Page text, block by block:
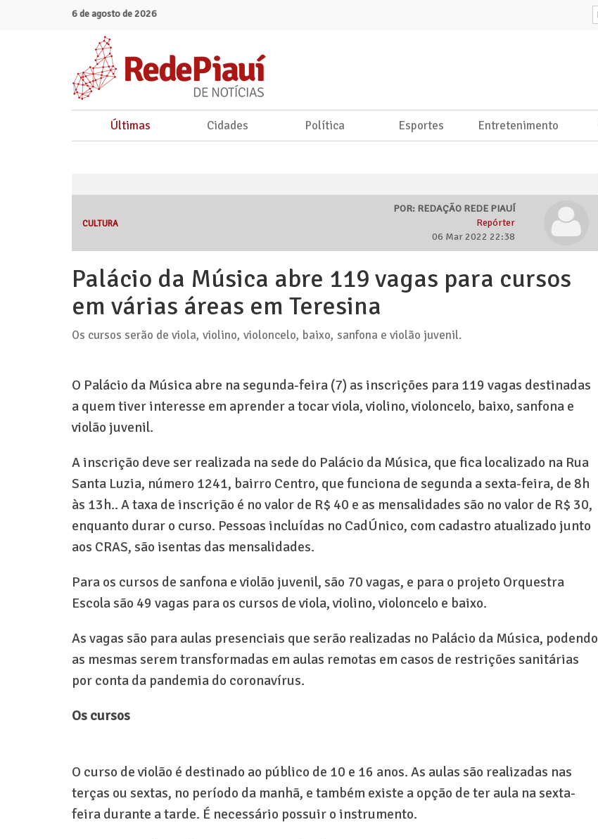
6 de agosto de 2026
Últimas Cidades Política Esportes Entretenimento
CULTURA
POR: REDAÇÃO REDE PIAUÍ
Repórter
06 Mar 2022 22:38
Palácio da Música abre 119 vagas para cursos
em várias áreas em Teresina
Os cursos serão de viola, violino, violoncelo, baixo, sanfona e violão juvenil.
O Palácio da Música abre na segunda-feira (7) as inscrições para 119 vagas destinadas
a quem tiver interesse em aprender a tocar viola, violino, violoncelo, baixo, sanfona e
violão juvenil.
A inscrição deve ser realizada na sede do Palácio da Música, que fica localizado na Rua
Santa Luzia, número 1241, bairro Centro, que funciona de segunda a sexta-feira, de 8h
às 13h.. A taxa de inscrição é no valor de R$ 40 e as mensalidades são no valor de R$ 30,
enquanto durar o curso. Pessoas incluídas no CadÚnico, com cadastro atualizado junto
aos CRAS, são isentas das mensalidades.
Para os cursos de sanfona e violão juvenil, são 70 vagas, e para o projeto Orquestra
Escola são 49 vagas para os cursos de viola, violino, violoncelo e baixo.
As vagas são para aulas presenciais que serão realizadas no Palácio da Música, podendo
as mesmas serem transformadas em aulas remotas em casos de restrições sanitárias
por conta da pandemia do coronavírus.
Os cursos
O curso de violão é destinado ao público de 10 e 16 anos. As aulas são realizadas nas
terças ou sextas, no período da manhã, e também existe a opção de ter aula na sexta-
feira durante a tarde. É necessário possuir o instrumento.